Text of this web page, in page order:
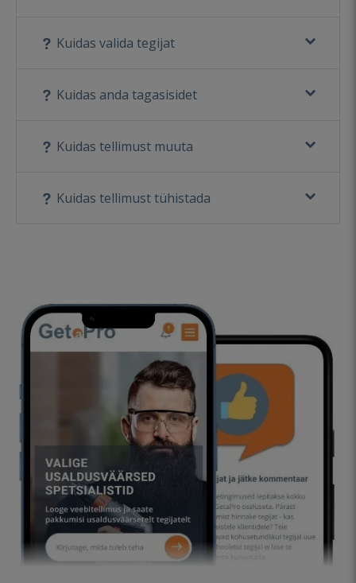
Kuidas valida tegijat
Kuidas anda tagasisidet
Kuidas tellimust muuta
Kuidas tellimust tühistada